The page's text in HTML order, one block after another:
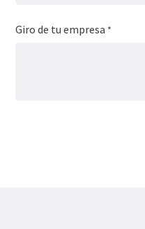
Giro de tu empresa *